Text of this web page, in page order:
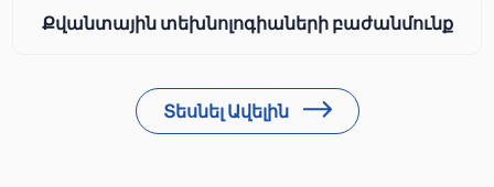
Քվանտային տեխնոլոգիաների բաժանմունք
Տեսնել Ավելին